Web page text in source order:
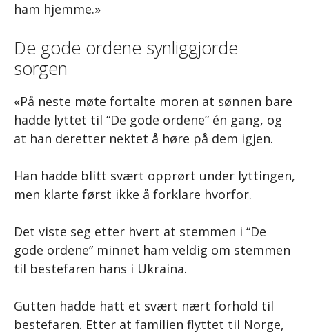
ham hjemme.»
De gode ordene synliggjorde
sorgen
«På neste møte fortalte moren at sønnen bare
hadde lyttet til “De gode ordene” én gang, og
at han deretter nektet å høre på dem igjen.
Han hadde blitt svært opprørt under lyttingen,
men klarte først ikke å forklare hvorfor.
Det viste seg etter hvert at stemmen i “De
gode ordene” minnet ham veldig om stemmen
til bestefaren hans i Ukraina.
Gutten hadde hatt et svært nært forhold til
bestefaren. Etter at familien flyttet til Norge,